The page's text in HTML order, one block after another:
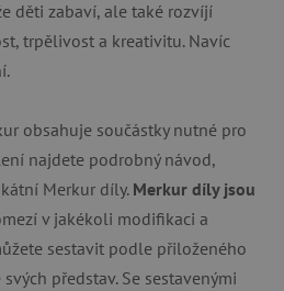
děti zabaví, ale také rozvíjí
trpělivost a kreativitu. Navíc
obsahuje součástky nutné pro
najdete podrobný návod,
Merkur díly. Merkur díly jsou
v jakékoli modifikaci a
sestavit podle přiloženého
představ. Se sestavenými